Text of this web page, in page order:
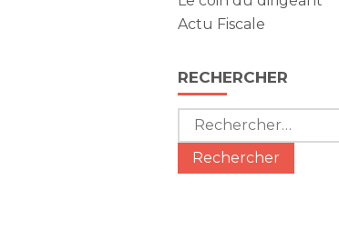
Actu Fiscale
RECHERCHER
Rechercher :